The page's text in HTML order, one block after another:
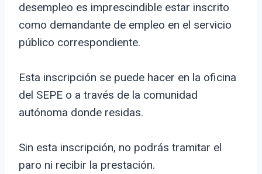
desempleo es imprescindible estar inscrito
como demandante de empleo en el servicio
público correspondiente.
Esta inscripción se puede hacer en la oficina
del SEPE o a través de la comunidad
autónoma donde residas.
Sin esta inscripción, no podrás tramitar el
paro ni recibir la prestación.